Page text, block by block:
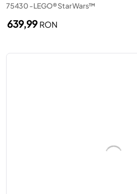
75430 - LEGO® Star Wars™
639,99RON